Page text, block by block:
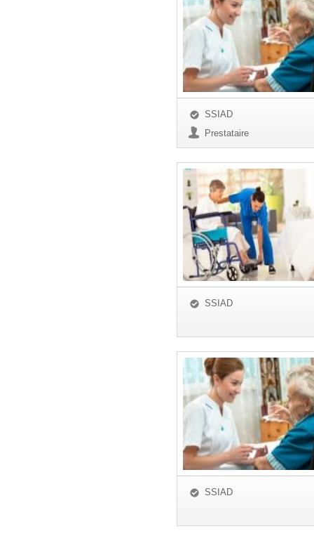
SSIAD
Prestataire
SSIAD
SSIAD